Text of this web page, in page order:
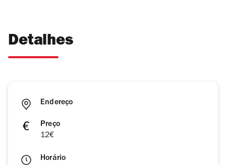
Detalhes
Endereço
Preço
12€
Horário